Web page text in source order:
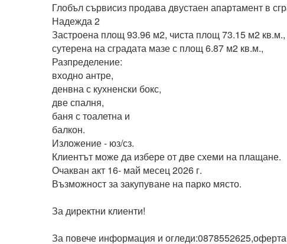
Глобъл сървисиз продава двустаен апартамент в
Надежда 2
Застроена площ 93.96 м2, чиста площ 73.15 м2
сутерена на сградата мазе с площ 6.87 м2 кв.м.,
Разпределение:
входно антре,
денвна с кухненски бокс,
две спалня,
баня с тоалетна и
балкон.
Изложение - юз/сз.
Клиентът може да избере от две схеми на плащане.
Очакван акт 16- май месец 2026 г.
Възможност за закупуване на парко място.
За директни клиенти!